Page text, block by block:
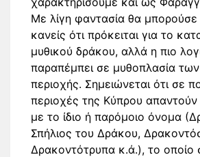
Με λίγη φαντασία θα μπορούσε
κανείς ότι πρόκειται για το
μυθικού δράκου, αλλά η πιο
παραπέμπει σε μυθοπλασία
περιοχής. Σημειώνεται ότι σε
περιοχές της Κύπρου απαντούν
με το ίδιο ή παρόμοιο όνομα
Σπήλιος του Δράκου,
Δρακοντότρυπα κ.ά.), το οποίο